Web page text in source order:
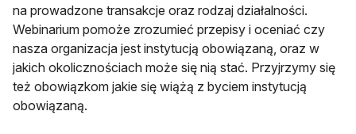
na prowadzone transakcje oraz rodzaj działalności.
Webinarium pomoże zrozumieć przepisy i oceniać czy
nasza organizacja jest instytucją obowiązaną, oraz w
jakich okolicznościach może się nią stać. Przyjrzymy się
też obowiązkom jakie się wiążą z byciem instytucją
obowiązaną.